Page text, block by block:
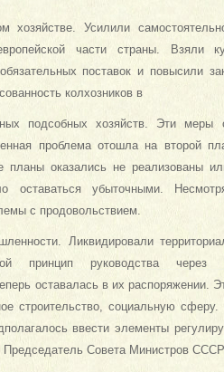
Усилили
части страны. Взяли
поставок и повысили
колхозников в
подсобных хозяйств. Эти меры
проблема отошла на второй
оказались не реализованы
оставаться убыточными.
с продовольствием.
Ликвидировали
принцип руководства через
оставалась в их распоряжении.
строительство, социальную
ввести элементы
Совета Министров